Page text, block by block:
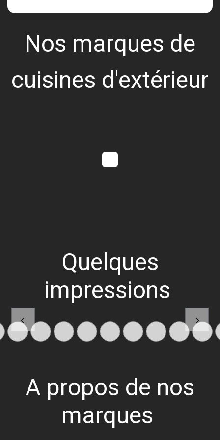
Nos marques de
cuisines d'extérieur
Quelques
impressions
Précedent
A propos de nos
marques